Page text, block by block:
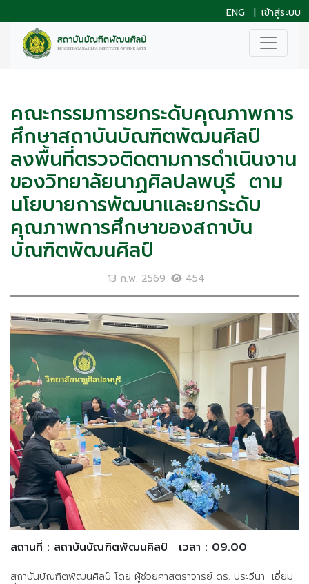
ENG | เข้าสู่ระบบ
คณะกรรมการยกระดับคุณภาพการ
ศึกษาสถาบันบัณฑิตพัฒนศิลป์
ลงพื้นที่ตรวจติดตามการดำเนินงาน
ของวิทยาลัยนาฏศิลปลพบุรี ตาม
นโยบายการพัฒนาและยกระดับ
คุณภาพการศึกษาของสถาบัน
บัณฑิตพัฒนศิลป์
13 ก.พ. 2569 454
สถานที่ : สถาบันบัณฑิตพัฒนศิลป์ เวลา : 09.00
สถาบันบัณฑิตพัฒนศิลป์ โดย ผู้ช่วยศาสตราจารย์ ดร. ประวีนา เอี่ยม